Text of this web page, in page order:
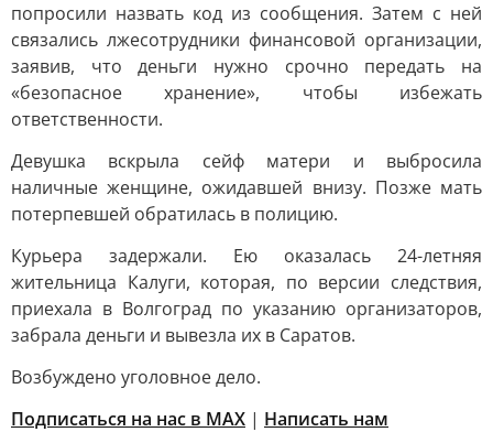
попросили назвать код из сообщения. Затем с ней
связались лжесотрудники финансовой организации,
заявив, что деньги нужно срочно передать на
«безопасное хранение», чтобы избежать
ответственности.
Девушка вскрыла сейф матери и выбросила
наличные женщине, ожидавшей внизу. Позже мать
потерпевшей обратилась в полицию.
Курьера задержали. Ею оказалась 24-летняя
жительница Калуги, которая, по версии следствия,
приехала в Волгоград по указанию организаторов,
забрала деньги и вывезла их в Саратов.
Возбуждено уголовное дело.
Подписаться на нас в MAX | Написать нам